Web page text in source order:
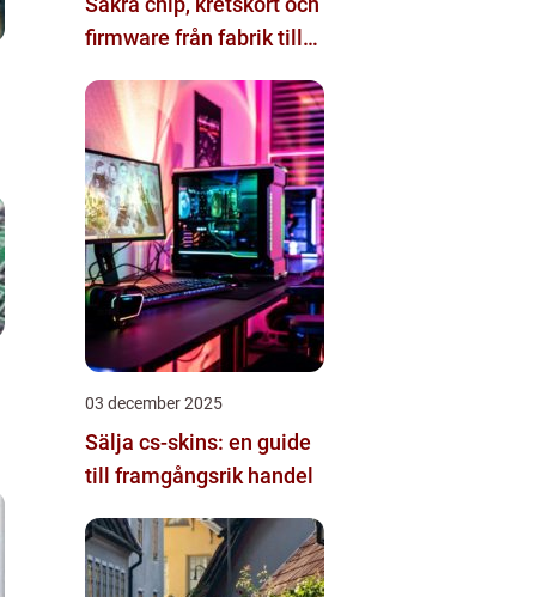
firmware från fabrik till
03 december 2025
Sälja cs-skins: en guide
till framgångsrik handel